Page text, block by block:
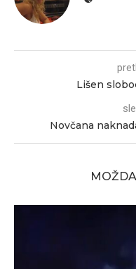
Lišen
Novčana